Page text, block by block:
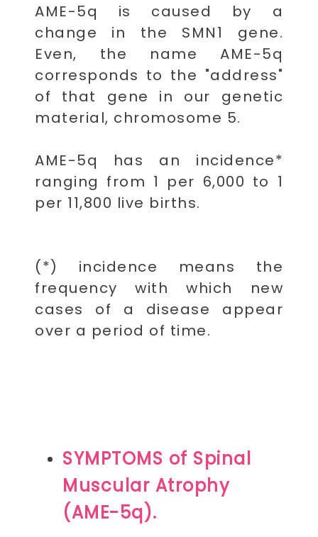
AME-5q is caused by a
change in the SMN1 gene.
Even, the name AME-5q
corresponds to the "address"
of that gene in our genetic
material, chromosome 5.
AME-5q has an incidence*
ranging from 1 per 6,000 to 1
per 11,800 live births.
(*) incidence means the
frequency with which new
cases of a disease appear
over a period of time.
SYMPTOMS of Spinal
Muscular Atrophy
(AME-5q).